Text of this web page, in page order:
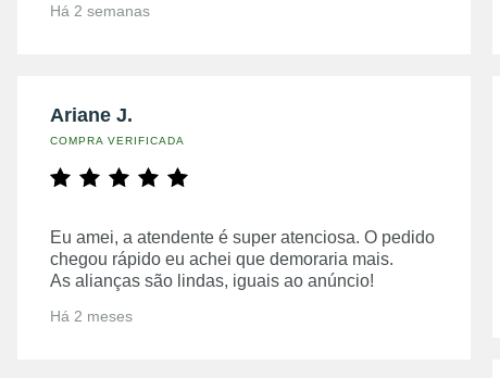
Há 2 semanas
Ariane J.
COMPRA VERIFICADA
Eu amei, a atendente é super atenciosa. O pedido
chegou rápido eu achei que demoraria mais.
As alianças são lindas, iguais ao anúncio!
Há 2 meses